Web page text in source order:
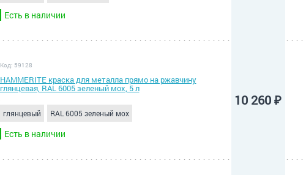
Есть в наличии
Код: 59128
HAMMERITE краска для металла прямо на ржавчину
глянцевая, RAL 6005 зеленый мох, 5 л
глянцевый RAL 6005 зеленый мох
Есть в наличии
10 260 ₽